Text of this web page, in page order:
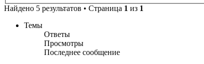
Найдено 5 результатов • Страница 1 из 1
Темы
Ответы
Просмотры
Последнее сообщение